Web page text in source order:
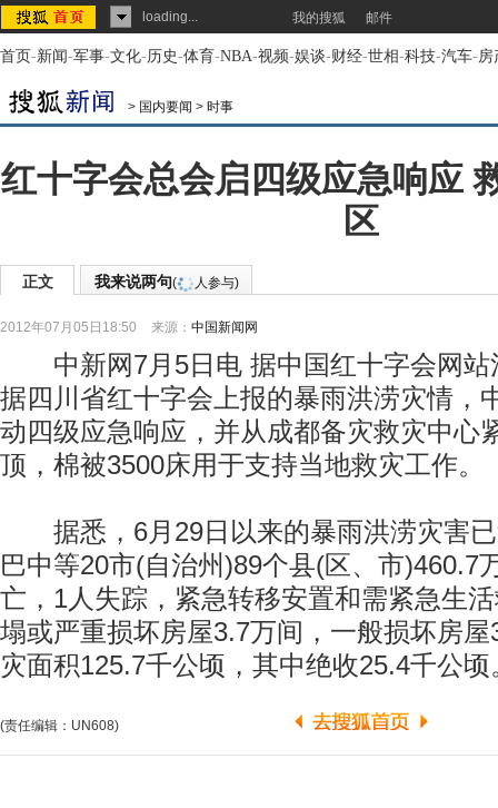
loading... 我的搜狐 邮件
首页-新闻-军事-文化-历史-体育-NBA-视频-娱谈-财经-世相-科技-汽车-房
> 国内要闻 > 时事
红十字会总会启四级应急响应
区
正文 我来说两句( 人参与)
2012年07月05日18:50 来源： 中国新闻网
中新网7月5日电 据中国红十字会网站
据四川省红十字会上报的暴雨洪涝灾情，
动四级应急响应，并从成都备灾救灾中心
顶，棉被3500床用于支持当地救灾工作。
据悉，6月29日以来的暴雨洪涝灾害已
巴中等20市(自治州)89个县(区、市)460.7
亡，1人失踪，紧急转移安置和需紧急生
塌或严重损坏房屋3.7万间，一般损坏房
灾面积125.7千公顷，其中绝收25.4千公顷
(责任编辑：UN608)